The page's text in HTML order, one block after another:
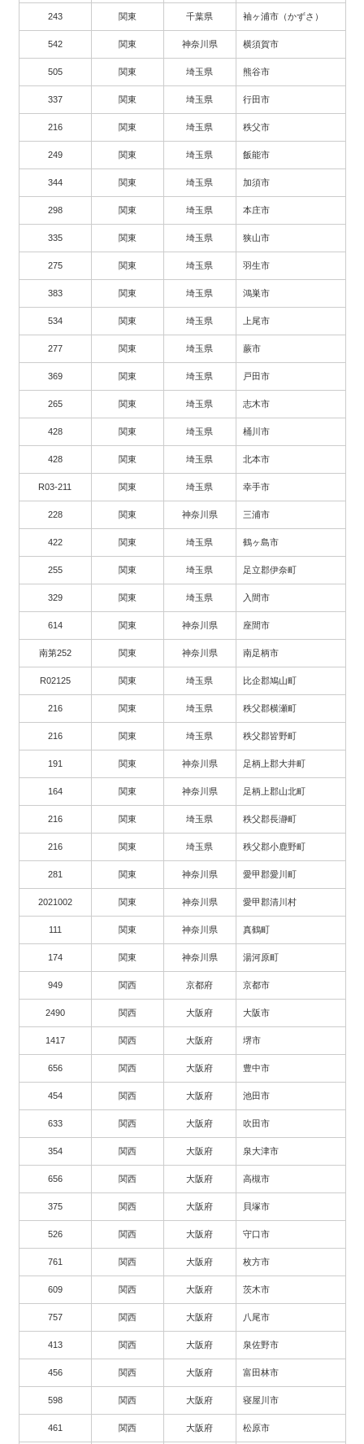
243 関東 千葉県 袖ヶ浦市（かずさ）
542 関東 神奈川県 横須賀市
505 関東 埼玉県 熊谷市
337 関東 埼玉県 行田市
216 関東 埼玉県 秩父市
249 関東 埼玉県 飯能市
344 関東 埼玉県 加須市
298 関東 埼玉県 本庄市
335 関東 埼玉県 狭山市
275 関東 埼玉県 羽生市
383 関東 埼玉県 鴻巣市
534 関東 埼玉県 上尾市
277 関東 埼玉県 蕨市
369 関東 埼玉県 戸田市
265 関東 埼玉県 志木市
428 関東 埼玉県 桶川市
428 関東 埼玉県 北本市
R03-211 関東 埼玉県 幸手市
228 関東 神奈川県 三浦市
422 関東 埼玉県 鶴ヶ島市
255 関東 埼玉県 足立郡伊奈町
329 関東 埼玉県 入間市
614 関東 神奈川県 座間市
南第252 関東 神奈川県 南足柄市
R02125 関東 埼玉県 比企郡鳩山町
216 関東 埼玉県 秩父郡横瀬町
216 関東 埼玉県 秩父郡皆野町
191 関東 神奈川県 足柄上郡大井町
164 関東 神奈川県 足柄上郡山北町
216 関東 埼玉県 秩父郡長瀞町
216 関東 埼玉県 秩父郡小鹿野町
281 関東 神奈川県 愛甲郡愛川町
2021002 関東 神奈川県 愛甲郡清川村
111 関東 神奈川県 真鶴町
174 関東 神奈川県 湯河原町
949 関西 京都府 京都市
2490 関西 大阪府 大阪市
1417 関西 大阪府 堺市
656 関西 大阪府 豊中市
454 関西 大阪府 池田市
633 関西 大阪府 吹田市
354 関西 大阪府 泉大津市
656 関西 大阪府 高槻市
375 関西 大阪府 貝塚市
526 関西 大阪府 守口市
761 関西 大阪府 枚方市
609 関西 大阪府 茨木市
757 関西 大阪府 八尾市
413 関西 大阪府 泉佐野市
456 関西 大阪府 富田林市
598 関西 大阪府 寝屋川市
461 関西 大阪府 松原市